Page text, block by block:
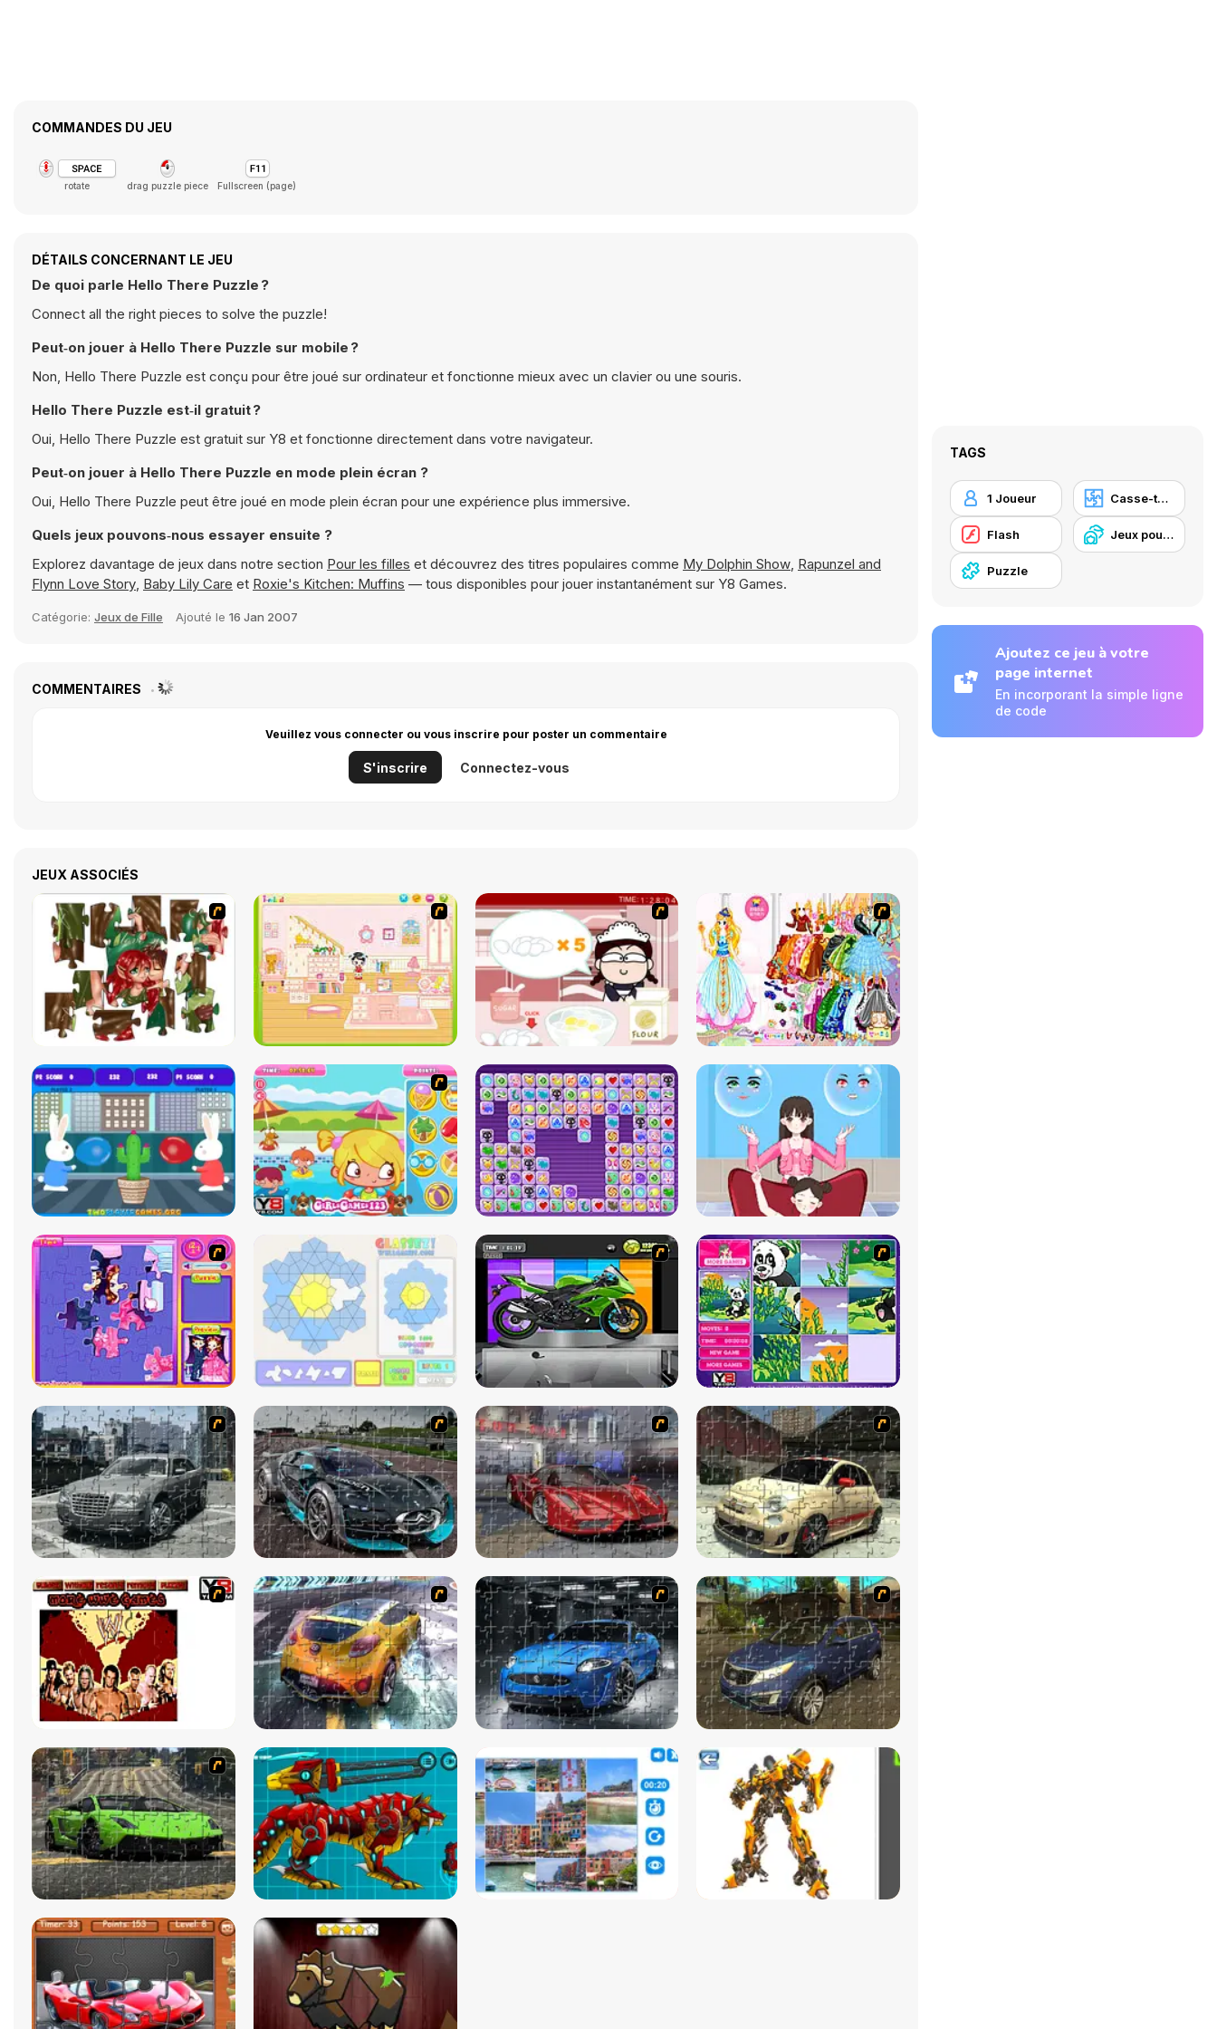
COMMANDES DU JEU
rotate drag puzzle piece Fullscreen (page)
DÉTAILS CONCERNANT LE JEU
De quoi parle Hello There Puzzle ?
Connect all the right pieces to solve the puzzle!
Peut‑on jouer à Hello There Puzzle sur mobile ?
Non, Hello There Puzzle est conçu pour être joué sur ordinateur et fonctionne mieux avec un clavier ou une souris.
Hello There Puzzle est‑il gratuit ?
Oui, Hello There Puzzle est gratuit sur Y8 et fonctionne directement dans votre navigateur.
Peut‑on jouer à Hello There Puzzle en mode plein écran ?
Oui, Hello There Puzzle peut être joué en mode plein écran pour une expérience plus immersive.
Quels jeux pouvons‑nous essayer ensuite ?
Explorez davantage de jeux dans notre section Pour les filles et découvrez des titres populaires comme My Dolphin Show, Rapunzel and
Flynn Love Story, Baby Lily Care et Roxie's Kitchen: Muffins — tous disponibles pour jouer instantanément sur Y8 Games.
Catégorie: Jeux de Fille Ajouté le 16 Jan 2007
COMMENTAIRES
Veuillez vous connecter ou vous inscrire pour poster un commentaire
S'inscrire Connectez-vous
JEUX ASSOCIÉS
TAGS
1 Joueur Casse-tête
Flash Jeux pour Enfants
Puzzle
Ajoutez ce jeu à votre
page internet
En incorporant la simple ligne
de code